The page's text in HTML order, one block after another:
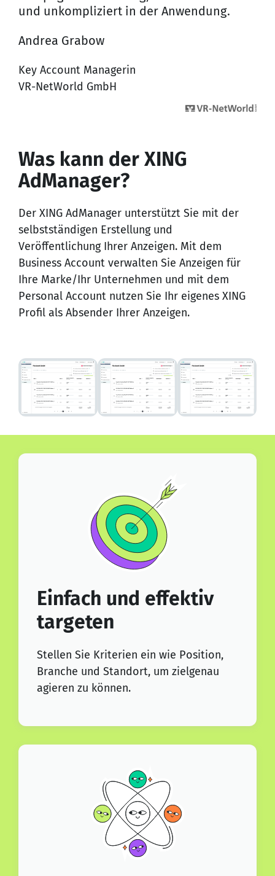
und unkompliziert in der Anwendung.
Andrea Grabow
Key Account Managerin
VR-NetWorld GmbH
Was kann der XING
AdManager?
Der XING AdManager unterstützt Sie mit der
selbstständigen Erstellung und
Veröffentlichung Ihrer Anzeigen. Mit dem
Business Account verwalten Sie Anzeigen für
Ihre Marke/Ihr Unternehmen und mit dem
Personal Account nutzen Sie Ihr eigenes XING
Profil als Absender Ihrer Anzeigen.
Einfach und effektiv
targeten
Stellen Sie Kriterien ein wie Position,
Branche und Standort, um zielgenau
agieren zu können.